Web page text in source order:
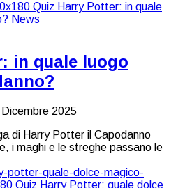
in quale luogo
2025
di Harry Potter il Capodanno
i maghi e le streghe passano le